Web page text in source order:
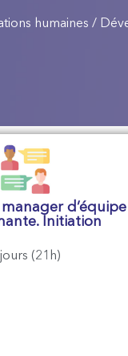
humaines /
d’équipe
Initiation
(21h)